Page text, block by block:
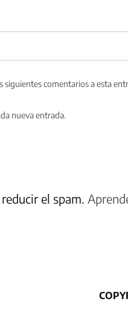
siguientes comentarios a esta
nueva entrada.
el spam.